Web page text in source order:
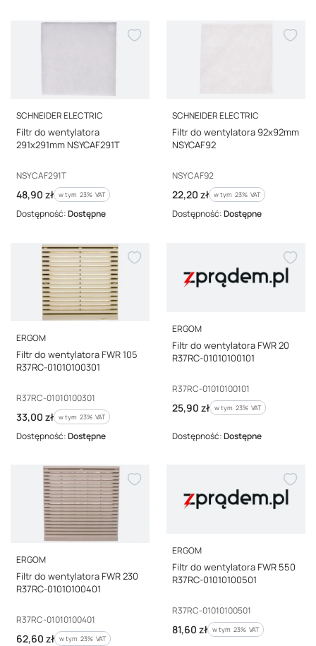
PRODUCENT
SCHNEIDER ELECTRIC
Filtr do wentylatora
291x291mm NSYCAF291T
Kod producenta
NSYCAF291T
Cena brutto
48,90 zł w tym %s VAT
w tym 23% VAT
Dostępność:Dostępne
PRODUCENT
SCHNEIDER ELECTRIC
Filtr do wentylatora 92x92mm
NSYCAF92
Kod producenta
NSYCAF92
Cena brutto
22,20 zł w tym %s VAT
w tym 23% VAT
Dostępność:Dostępne
PRODUCENT
ERGOM
Filtr do wentylatora FWR 105
R37RC-01010100301
Kod producenta
R37RC-01010100301
Cena brutto
33,00 zł w tym %s VAT
w tym 23% VAT
Dostępność:Dostępne
PRODUCENT
ERGOM
Filtr do wentylatora FWR 20
R37RC-01010100101
Kod producenta
R37RC-01010100101
Cena brutto
25,90 zł w tym %s VAT
w tym 23% VAT
Dostępność:Dostępne
PRODUCENT
ERGOM
Filtr do wentylatora FWR 230
R37RC-01010100401
Kod producenta
R37RC-01010100401
Cena brutto
62,60 zł w tym %s VAT
w tym 23% VAT
PRODUCENT
ERGOM
Filtr do wentylatora FWR 550
R37RC-01010100501
Kod producenta
R37RC-01010100501
Cena brutto
81,60 zł w tym %s VAT
w tym 23% VAT